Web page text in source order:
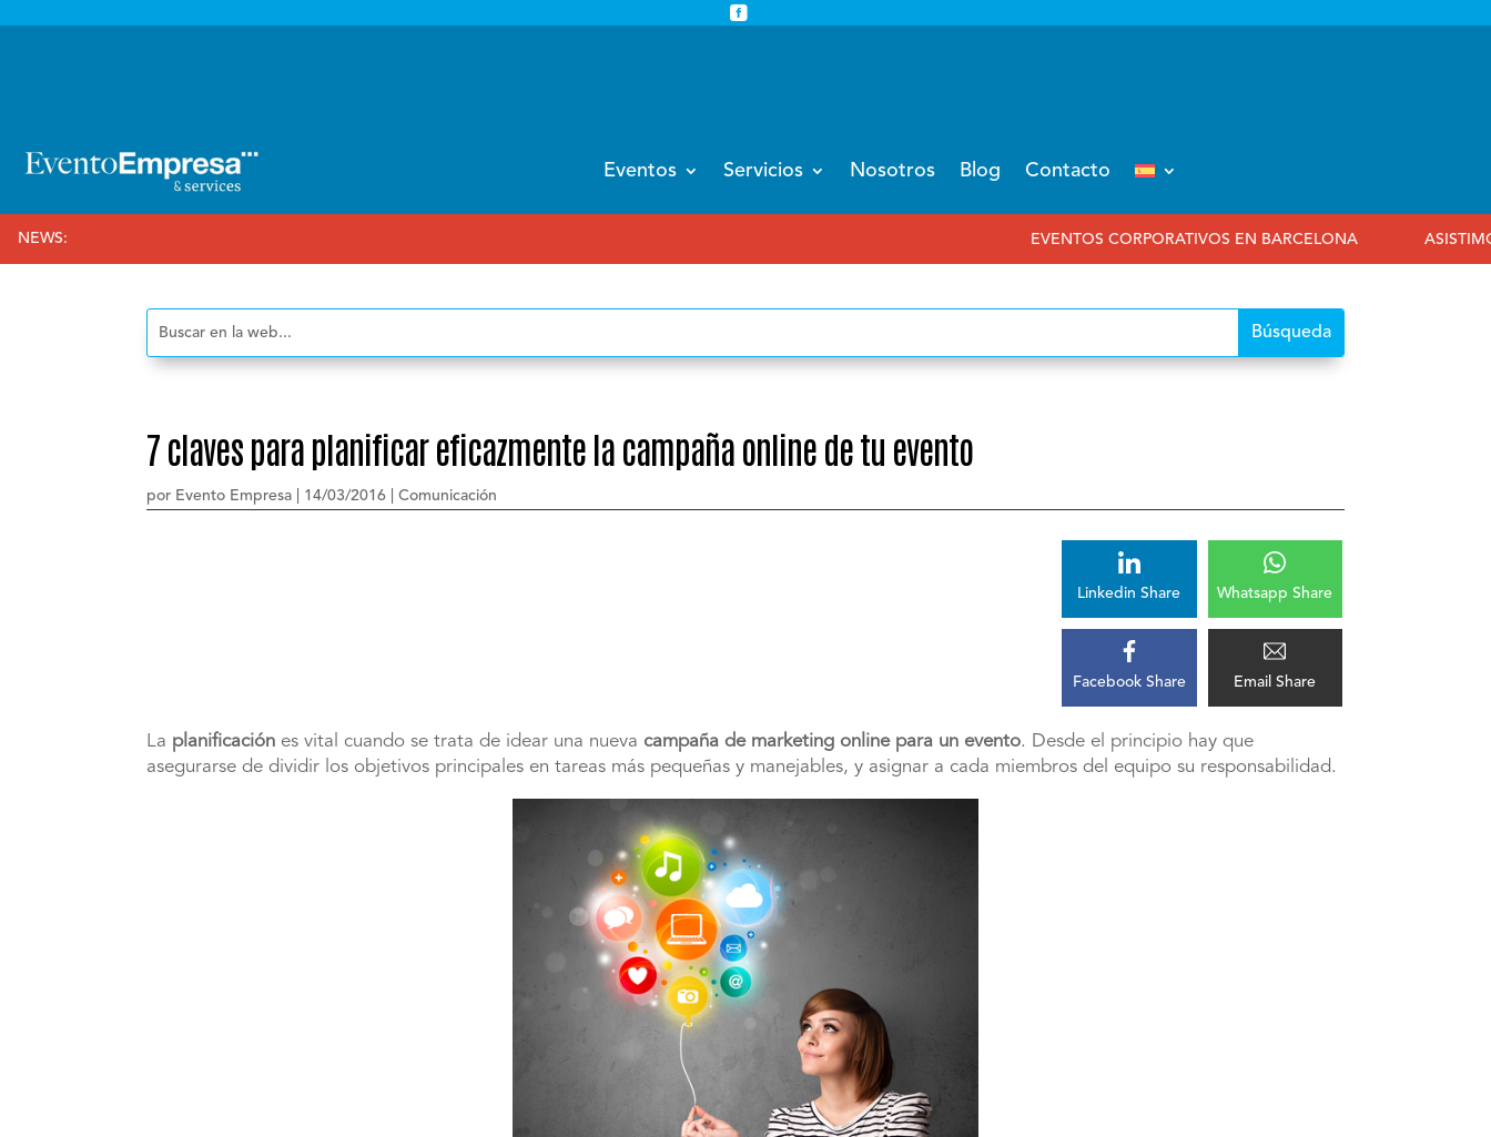

Eventos Servicios Nosotros Blog Contacto
NEWS: EVENTOS CORPORATIVOS EN BARCELONA ASISTIMOS AL 25 ANIVERSARIO
7 claves para planificar eficazmente la campaña online de tu evento
por Evento Empresa 14/03/2016 Comunicación
Linkedin Share Whatsapp Share
Facebook Share Email Share
La planificación es vital cuando se trata de idear una nueva campaña de marketing online para un evento. Desde el principio hay que
asegurarse de dividir los objetivos principales en tareas más pequeñas y manejables, y asignar a cada miembros del equipo su responsabilidad.